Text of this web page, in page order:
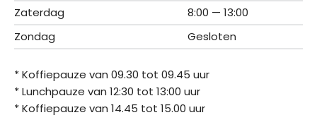
Zaterdag
8:00 — 13:00
Zondag
Gesloten
* Koffiepauze van 09.30 tot 09.45 uur
* Lunchpauze van 12:30 tot 13:00 uur
* Koffiepauze van 14.45 tot 15.00 uur